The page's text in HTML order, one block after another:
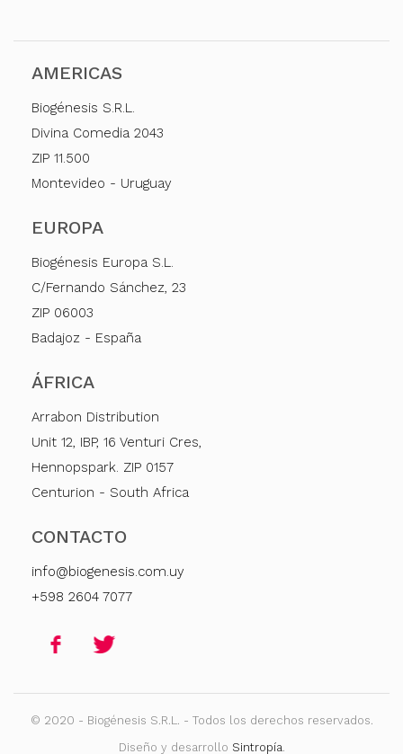
AMERICAS
Biogénesis S.R.L.
Divina Comedia 2043
ZIP 11.500
Montevideo - Uruguay
EUROPA
Biogénesis Europa S.L.
C/Fernando Sánchez, 23
ZIP 06003
Badajoz - España
ÁFRICA
Arrabon Distribution
Unit 12, IBP, 16 Venturi Cres,
Hennopspark. ZIP 0157
Centurion - South Africa
CONTACTO
info@biogenesis.com.uy
+598 2604 7077
© 2020 - Biogénesis S.R.L. - Todos los derechos reservados.
Diseño y desarrollo Sintropía